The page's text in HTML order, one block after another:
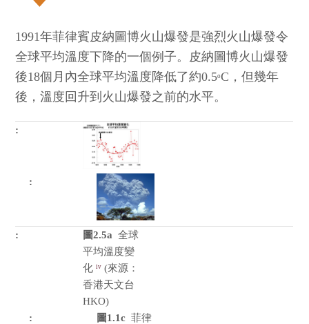
1991年菲律賓皮納圖博火山爆發是強烈火山爆發令
全球平均溫度下降的一個例子。皮納圖博火山爆發
後18個月內全球平均溫度降低了約0.5oC，但幾年
後，溫度回升到火山爆發之前的水平。
圖2.5a 全球
平均溫度變
化 iv(來源：
香港天文台
HKO)
圖1.1c 菲律